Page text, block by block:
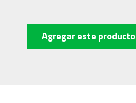
Agregar este producto